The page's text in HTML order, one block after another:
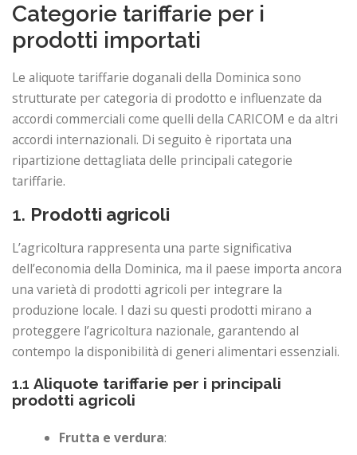
Categorie tariffarie per i
prodotti importati
Le aliquote tariffarie doganali della Dominica sono
strutturate per categoria di prodotto e influenzate da
accordi commerciali come quelli della CARICOM e da altri
accordi internazionali. Di seguito è riportata una
ripartizione dettagliata delle principali categorie
tariffarie.
1. Prodotti agricoli
L’agricoltura rappresenta una parte significativa
dell’economia della Dominica, ma il paese importa ancora
una varietà di prodotti agricoli per integrare la
produzione locale. I dazi su questi prodotti mirano a
proteggere l’agricoltura nazionale, garantendo al
contempo la disponibilità di generi alimentari essenziali.
1.1 Aliquote tariffarie per i principali
prodotti agricoli
Frutta e verdura: